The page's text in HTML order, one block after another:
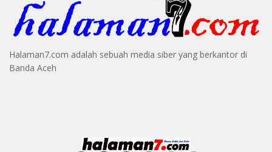
Halaman7.com adalah sebuah media siber yang berkantor di
Banda Aceh